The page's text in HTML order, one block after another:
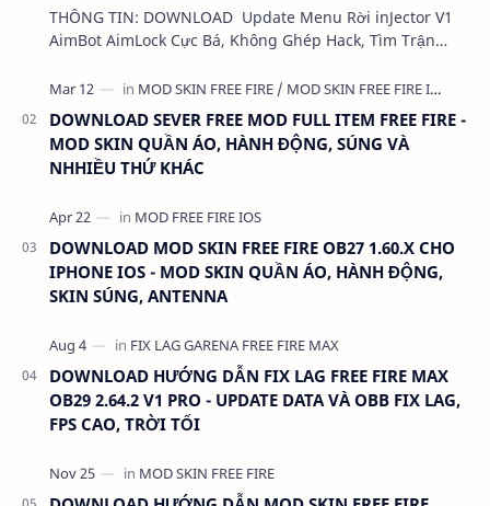
THÔNG TIN: DOWNLOAD Update Menu Rời inJector V1
AimBot AimLock Cực Bá, Không Ghép Hack, Tìm Trận
DOWNLOAD SEVER FREE MOD FULL ITEM FREE FIRE -
MOD SKIN QUẦN ÁO, HÀNH ĐỘNG, SÚNG VÀ
NHHIỀU THỨ KHÁC
DOWNLOAD MOD SKIN FREE FIRE OB27 1.60.X CHO
IPHONE IOS - MOD SKIN QUẦN ÁO, HÀNH ĐỘNG,
SKIN SÚNG, ANTENNA
DOWNLOAD HƯỚNG DẪN FIX LAG FREE FIRE MAX
OB29 2.64.2 V1 PRO - UPDATE DATA VÀ OBB FIX LAG,
FPS CAO, TRỜI TỐI